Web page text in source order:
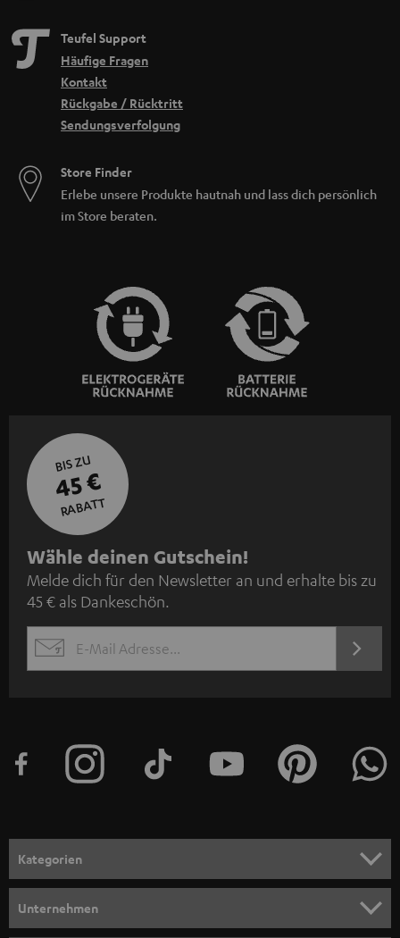
Teufel Support
Häufige Fragen
Kontakt
Rückgabe / Rücktritt
Sendungsverfolgung
Store Finder
Erlebe unsere Produkte hautnah und lass dich persönlich
im Store beraten.
BIS ZU
45 €
RABATT
N
e
w
s
l
e
n
m
e
l
Wähle deinen Gutschein!
Melde dich für den Newsletter an und erhalte bis zu
45 € als Dankeschön.
EMAIL
JETZT
Kategorien
Unternehmen